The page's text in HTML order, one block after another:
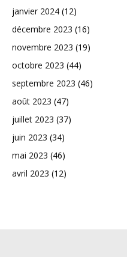
janvier 2024 (12)
décembre 2023 (16)
novembre 2023 (19)
octobre 2023 (44)
septembre 2023 (46)
août 2023 (47)
juillet 2023 (37)
juin 2023 (34)
mai 2023 (46)
avril 2023 (12)